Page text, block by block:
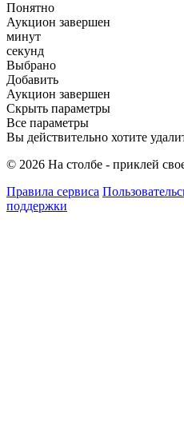
Понятно
Аукцион завершен
минут
секунд
Выбрано
Добавить
Аукцион завершен
Скрыть параметры
Все параметры
Вы действительно хотите
© 2026 На столбе - приклей
Правила сервиса
поддержки